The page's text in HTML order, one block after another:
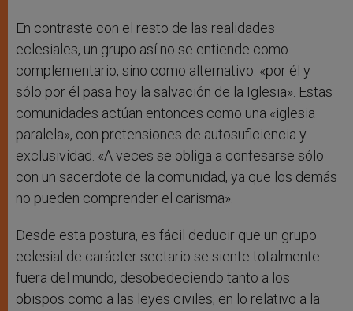
En contraste con el resto de las realidades
eclesiales, un grupo así no se entiende como
complementario, sino como alternativo: «por él y
sólo por él pasa hoy la salvación de la Iglesia». Estas
comunidades actúan entonces como una «iglesia
paralela», con pretensiones de autosuficiencia y
exclusividad. «A veces se obliga a confesarse sólo
con un sacerdote de la comunidad, ya que los demás
no pueden comprender el carisma».
Desde esta postura, es fácil deducir que un grupo
eclesial de carácter sectario se siente totalmente
fuera del mundo, desobedeciendo tanto a los
obispos como a las leyes civiles, en lo relativo a la